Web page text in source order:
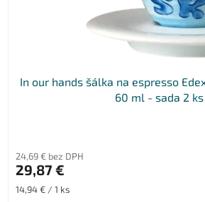
In our hands šálka na espresso
60 ml - sada 2 ks
24,69 € bez DPH
29,87 €
Jednotková
14,94 € / 1 ks